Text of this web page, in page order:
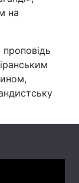
на
проповідь